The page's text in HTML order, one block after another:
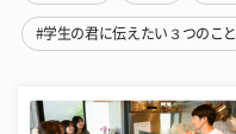
#学生の君に伝えたい３つのこと